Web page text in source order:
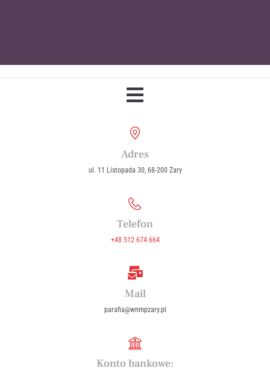
Adres
ul. 11 Listopada 30, 68-200 Żary
Telefon
+48 512 674 664
Mail
parafia@wnmpzary.pl
Konto bankowe: